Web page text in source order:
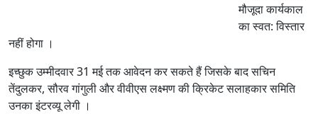
मौजूदा कार्यकाल
का स्वत: विस्तार
नहीं होगा ।
इच्छुक उम्मीदवार 31 मई तक आवेदन कर सकते हैं जिसके बाद सचिन
तेंदुलकर, सौरव गांगुली और वीवीएस लक्ष्मण की क्रिकेट सलाहकार समिति
उनका इंटरव्यू लेगी ।